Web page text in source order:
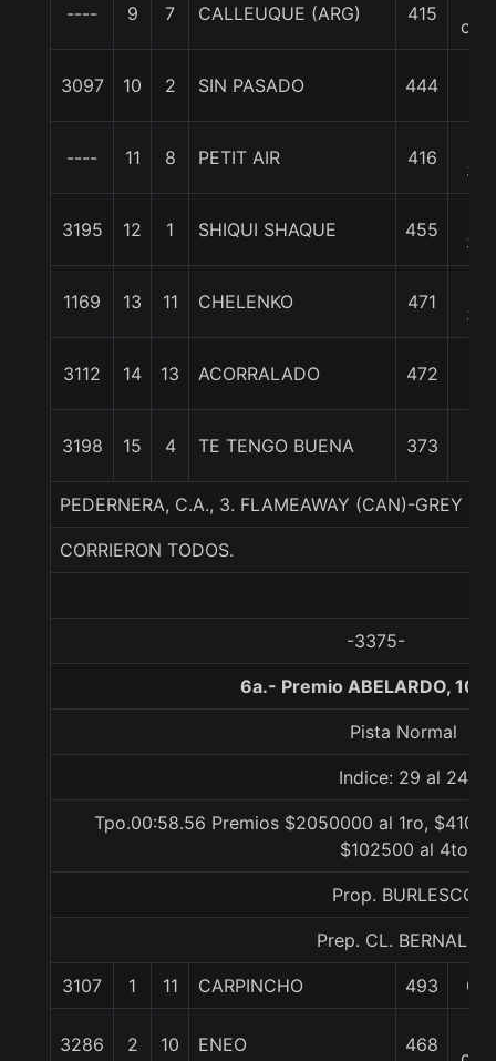
---- 9 7 CALLEUQUE (ARG) 415
3097 10 2 SIN PASADO 444
---- 11 8 PETIT AIR 416
3/4
3195 12 1 SHIQUI SHAQUE 455
3/4
1169 13 11 CHELENKO 471
3/4
3112 14 13 ACORRALADO 472
3198 15 4 TE TENGO BUENA 373
PEDERNERA, C.A., 3. FLAMEAWAY (CAN)-GREY
CORRIERON TODOS.
-3375-
6a.- Premio ABELARDO,
Pista Normal
Indice: 29 al 24
Tpo.00:58.56 Premios $2050000 al 1ro,
$102500 al 4to
Prop. BURLESCO
Prep. CL. BERNAL G.
3107 1 11 CARPINCHO 493 0/0
3286 2 10 ENEO 468